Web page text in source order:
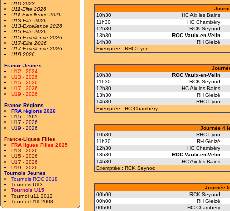
U10 2023
U11-Elite 2026
U11 Excellence 2026
U13-Elite 2026
U13-Excellence 2026
U15-Elite 2026
U15-Excellence 2026
U17-Elite 2026
U17-Excellence 2026
U19 2026
France-Jeunes
U12 - 2024
U13 - 2026
U15 - 2026
U17 - 2026
U19 - 2026
France-Régions
FRA régions 2026
U15 – 2026
U17 - 2026
U19 - 2026
France-Ligues Filles
FRA ligues Filles 2025
U13 - 2026
U15 - 2026
U17 - 2026
U19 - 2026
Tournois Jeunes
Tournois ROC 2018
Tournois U13
Tournois U15
Tournoi u11 2012
Tournoi U11 2008
10h30
HC Aix les Bains
11h30
HC Chambéry
12h30
RCK Seynod
13h30
ROC Vaulx-en-Velin
14h30
RH Gleizé
Exemptée : RHC Lyon
10h30
ROC Vaulx-en-Velin
11h30
RCK Seynod
12h30
HC Aix les Bains
13h30
RH Gleizé
14h30
RHC Lyon
Exemptée : HC Chambéry
Journée 4
10h30
RHC Lyon
11h30
RH Gleizé
12h30
HC Chambéry
13h30
ROC Vaulx-en-Velin
14h30
HC Aix les Bains
Exemptée : RCK Seynod
Journée
00h00
RCK Seynod
00h00
RH Gleizé
00h00
HC Chambéry